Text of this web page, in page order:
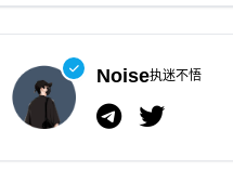
Noise执迷不悟